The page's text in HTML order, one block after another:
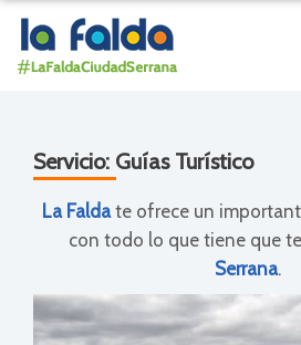
Servicio: Guías Turístico
La Faldate ofrece un
con todo lo que tiene que
Serrana.